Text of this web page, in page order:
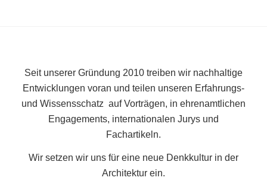
Seit unserer Gründung 2010 treiben wir nachhaltige
Entwicklungen voran und teilen unseren Erfahrungs-
und Wissensschatz auf Vorträgen, in ehrenamtlichen
Engagements, internationalen Jurys und
Fachartikeln.
Wir setzen wir uns für eine neue Denkkultur in der
Architektur ein.